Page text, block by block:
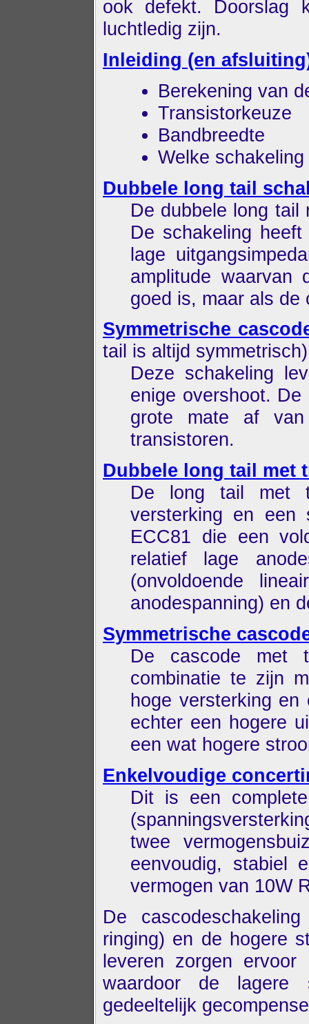
ook defekt. Doorslag
luchtledig zijn.
Inleiding (en
Berekening van
Transistorkeuze
Bandbreedte
Welke
Dubbele long tail
De dubbele long tail
De schakeling
lage
amplitude waarvan
goed is, maar als de
Symmetrische
tail is altijd symmetrisch)
Deze schakeling
enige overshoot.
grote mate af van
transistoren.
Dubbele long tail met
De long tail met
versterking en een
ECC81 die een
relatief lage
(onvoldoende
anodespanning) en
Symmetrische
De cascode met
combinatie te zijn
hoge versterking
echter een hogere
een wat hogere
Enkelvoudige
Dit is een
twee
eenvoudig, stabiel
vermogen van 10W
De
ringing) en de hogere
leveren zorgen
waardoor de lagere
gedeeltelijk